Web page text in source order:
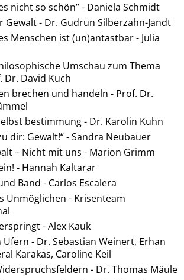
nicht so schön” - Daniela Schmidt
Gewalt - Dr. Gudrun Silberzahn-Jandt
Menschen ist (un)antastbar - Julia
Umschau zum Thema
Dr. David Kuch
brechen und handeln - Prof. Dr.
bestimmung - Dr. Karolin Kuhn
dir: Gewalt!“ - Sandra Neubauer
– Nicht mit uns - Marion Grimm
- Hannah Kaltarar
Band - Carlos Escalera
Unmöglichen - Krisenteam
- Alex Kauk
Ufern - Dr. Sebastian Weinert, Erhan
Karakas, Caroline Keil
- Dr. Thomas Mäule